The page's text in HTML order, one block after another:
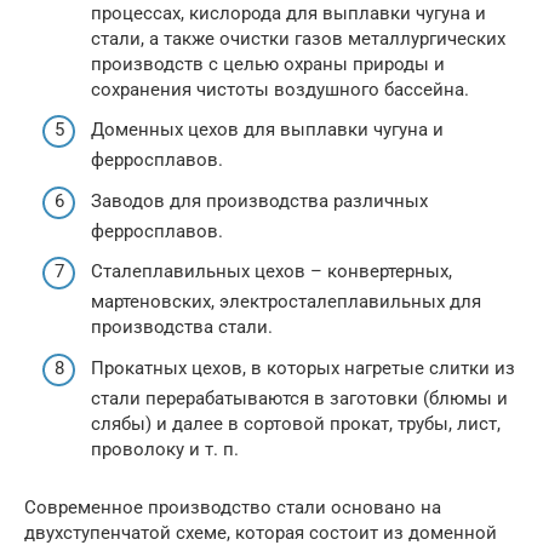
процессах, кислорода для выплавки чугуна и
стали, а также очистки газов металлургических
производств с целью охраны природы и
сохранения чистоты воздушного бассейна.
Доменных цехов для выплавки чугуна и
ферросплавов.
Заводов для производства различных
ферросплавов.
Сталеплавильных цехов – конвертерных,
мартеновских, электросталеплавильных для
производства стали.
Прокатных цехов, в которых нагретые слитки из
стали перерабатываются в заготовки (блюмы и
слябы) и далее в сортовой прокат, трубы, лист,
проволоку и т. п.
Современное производство стали основано на
двухступенчатой схеме, которая состоит из доменной